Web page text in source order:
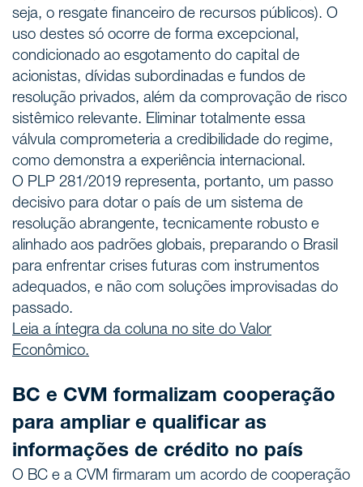
seja, o resgate financeiro de recursos públicos). O
uso destes só ocorre de forma excepcional,
condicionado ao esgotamento do capital de
acionistas, dívidas subordinadas e fundos de
resolução privados, além da comprovação de risco
sistêmico relevante. Eliminar totalmente essa
válvula comprometeria a credibilidade do regime,
como demonstra a experiência internacional.
O PLP 281/2019 representa, portanto, um passo
decisivo para dotar o país de um sistema de
resolução abrangente, tecnicamente robusto e
alinhado aos padrões globais, preparando o Brasil
para enfrentar crises futuras com instrumentos
adequados, e não com soluções improvisadas do
passado.
Leia a íntegra da coluna no site do Valor
Econômico.
BC e CVM formalizam cooperação
para ampliar e qualificar as
informações de crédito no país
O BC e a CVM firmaram um acordo de cooperação